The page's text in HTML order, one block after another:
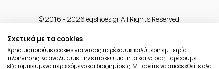
© 2016 - 2026 eqshoes.gr All Rights Reserved.
Σχετικά με τα cookies
Χρησιμοποιούμε cookies για να σας παρέχουμε καλύτερη εμπειρία
πλοήγησης, να αναλύουμε την επισκεψιμότητα και να σας παρέχουμε
εξατομικευμένο περιεχόμενο και διαφημίσεις. Μπορείτε να αποδεχθείτε όλα